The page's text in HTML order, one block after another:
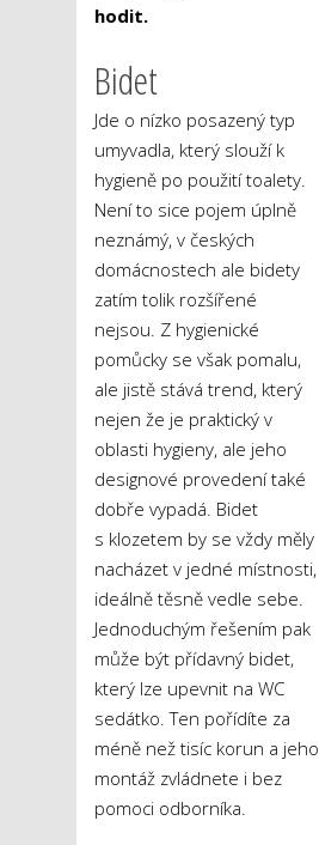
hodit.
Bidet
Jde o nízko posazený typ
umyvadla, který slouží k
hygieně po použití toalety.
Není to sice pojem úplně
neznámý, v českých
domácnostech ale bidety
zatím tolik rozšířené
nejsou. Z hygienické
pomůcky se však pomalu,
ale jistě stává trend, který
nejen že je praktický v
oblasti hygieny, ale jeho
designové provedení také
dobře vypadá. Bidet
s klozetem by se vždy měly
nacházet v jedné místnosti,
ideálně těsně vedle sebe.
Jednoduchým řešením pak
může být přídavný bidet,
který lze upevnit na WC
sedátko. Ten pořídíte za
méně než tisíc korun a jeho
montáž zvládnete i bez
pomoci odborníka.